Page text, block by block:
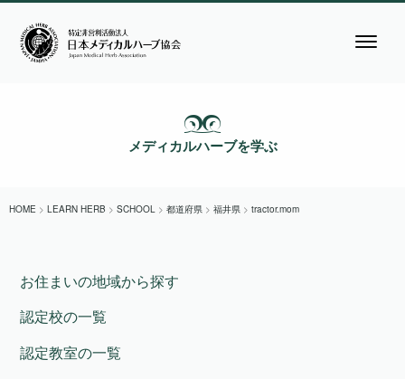
メディカルハーブを学ぶ
HOME > LEARN HERB > SCHOOL > 都道府県 > 福井県 > tractor.mom
お住まいの地域から探す
認定校の一覧
認定教室の一覧